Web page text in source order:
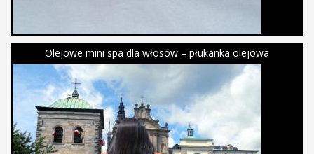
Olejowe mini spa dla włosów – płukanka olejowa